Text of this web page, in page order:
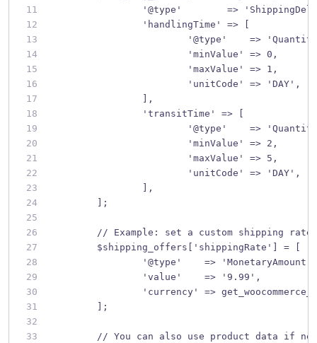
'@type'        =>
		'handlingTime' => [
'@type'    =>
			'minValue' => 0,
			'maxValue' => 1,
			'unitCode' => 'DAY',
		],
		'transitTime' => [
'@type'    =>
			'minValue' => 2,
			'maxValue' => 5,
			'unitCode' => 'DAY',
		],
	];
// Example: set a custom shipping
	$shipping_offers['shippingRate'] = [
		'@type'    => 'MonetaryAmount',
		'value'    => '9.99',
'currency' =>
	];
// You can also use product data if